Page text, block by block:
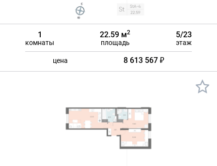
1
комнаты
22.59 м2
площадь
5/23
этаж
цена 8 613 567 ₽